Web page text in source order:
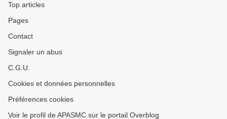
Top articles
Pages
Contact
Signaler un abus
C.G.U.
Cookies et données personnelles
Préférences cookies
Voir le profil de APASMC sur le portail Overblog